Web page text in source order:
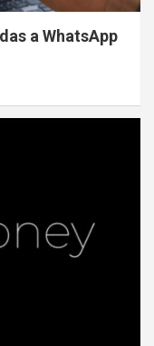
a WhatsApp